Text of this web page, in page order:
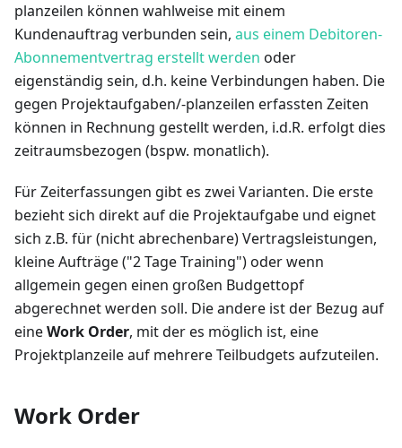
planzeilen können wahlweise mit einem
Kundenauftrag verbunden sein, aus einem Debitoren-
Abonnementvertrag erstellt werden oder
eigenständig sein, d.h. keine Verbindungen haben. Die
gegen Projektaufgaben/-planzeilen erfassten Zeiten
können in Rechnung gestellt werden, i.d.R. erfolgt dies
zeitraumsbezogen (bspw. monatlich).
Für Zeiterfassungen gibt es zwei Varianten. Die erste
bezieht sich direkt auf die Projektaufgabe und eignet
sich z.B. für (nicht abrechenbare) Vertragsleistungen,
kleine Aufträge ("2 Tage Training") oder wenn
allgemein gegen einen großen Budgettopf
abgerechnet werden soll. Die andere ist der Bezug auf
eineWork Order, mit der es möglich ist, eine
Projektplanzeile auf mehrere Teilbudgets aufzuteilen.
Work Order